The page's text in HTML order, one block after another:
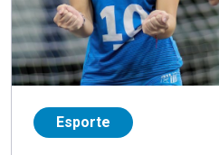
Esporte